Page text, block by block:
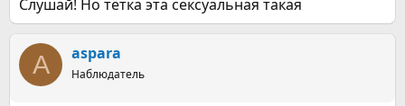
Слушай! Но тётка эта сексуальная такая
A aspara
Наблюдатель